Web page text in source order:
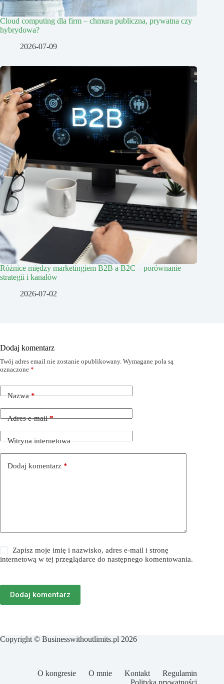
Cloud computing dla firm – chmura publiczna, prywatna czy
hybrydowa?
2026-07-09
Różnice między marketingiem B2B a B2C – porównanie
strategii i kanałów
2026-07-02
Dodaj komentarz
Twój adres email nie zostanie opublikowany. Wymagane pola są
oznaczone *
Nazwa*
Adres e-mail*
Witryna internetowa
Dodaj komentarz *
Zapisz moje imię i nazwisko, adres e-mail i stronę
internetową w tej przeglądarce do następnego komentowania.
Dodaj komentarz
Copyright © Businesswithoutlimits.pl 2026
O kongresie O mnie Kontakt
Regulamin